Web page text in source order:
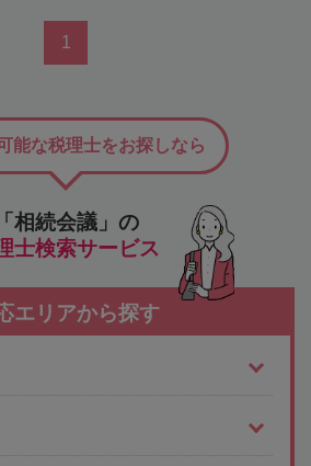
1
「相続会議」の
士検索サービス
能な税理士をお探しなら
エリアから探す